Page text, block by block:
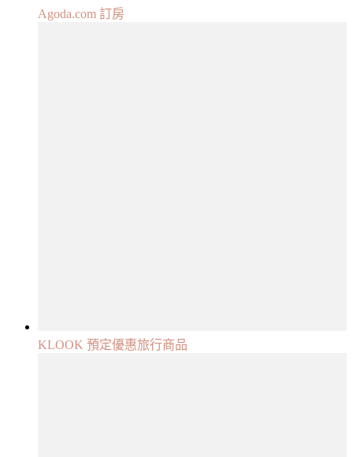
Agoda.com 訂房
KLOOK 預定優惠旅行商品